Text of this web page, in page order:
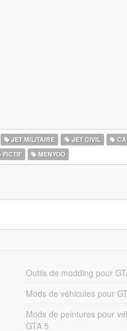
JET MILITAIRE JET CIVIL
FICTIF MENYOO
Outils de modding pour
Mods de véhicules pour
Mods de peintures pour
GTA 5